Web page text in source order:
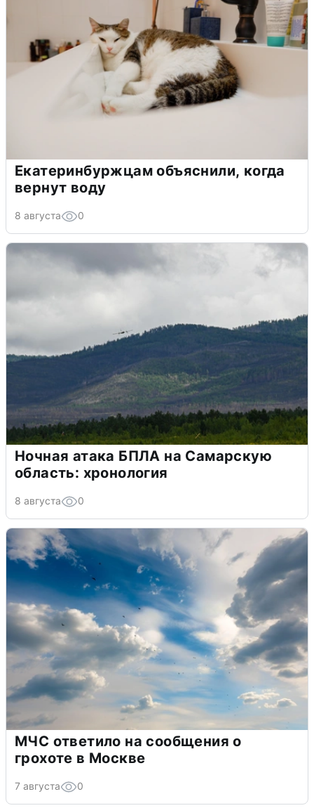
Екатеринбуржцам объяснили, когда
вернут воду
8 августа 0
Ночная атака БПЛА на Самарскую
область: хронология
8 августа 0
МЧС ответило на сообщения о
грохоте в Москве
7 августа 0